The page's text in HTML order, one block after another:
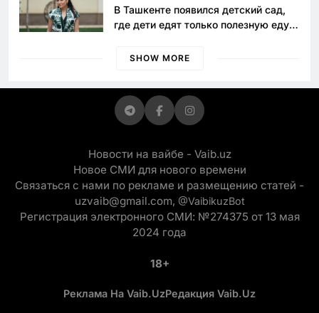
В Ташкенте появился детский сад,
где дети едят только полезную еду.
просить «кашу без сахара»
SHOW MORE
Новости на вайбе - Vaib.uz
Новое СМИ для нового времени
Связаться с нами по рекламе и размещению статей -
uzvaib@gmail.com, @VaibikuzBot
Регистрация электронного СМИ: №274375 от 13 мая
2024 года
18+
Реклама На Vaib.uzРедакция Vaib.uz